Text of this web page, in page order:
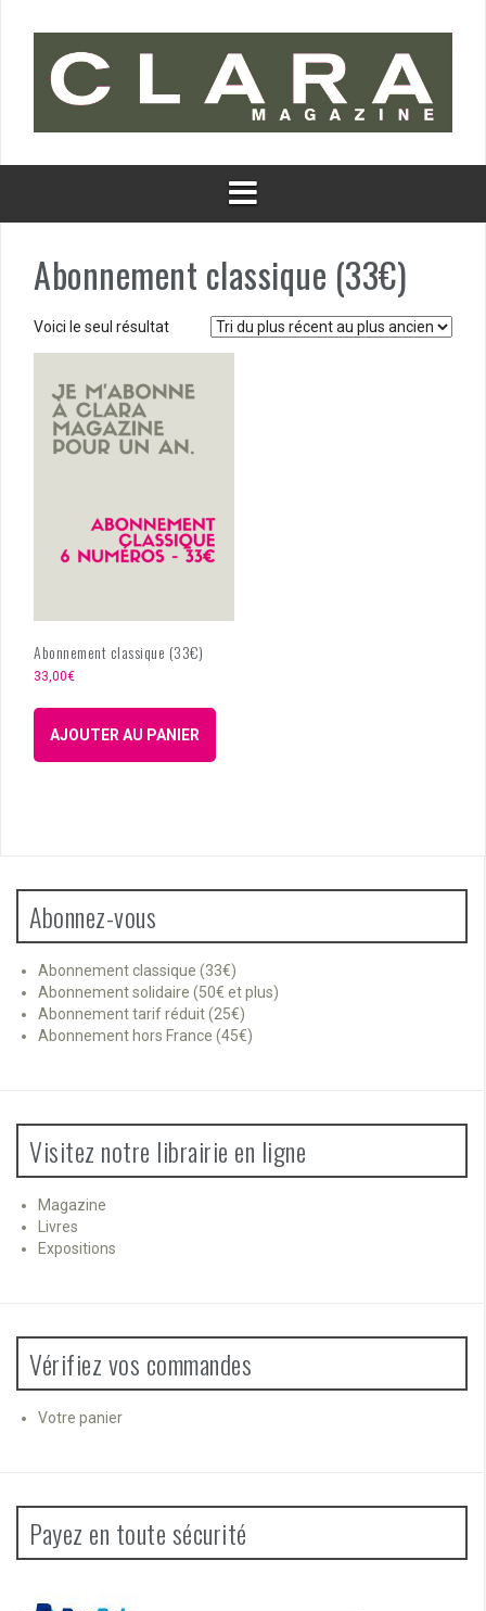
Abonnement classique (33€)
Voici le seul résultat
Abonnement classique (33€)
33,00€
AJOUTER AU PANIER
Abonnez-vous
Abonnement classique (33€)
Abonnement solidaire (50€ et plus)
Abonnement tarif réduit (25€)
Abonnement hors France (45€)
Visitez notre librairie en ligne
Magazine
Livres
Expositions
Vérifiez vos commandes
Votre panier
Payez en toute sécurité